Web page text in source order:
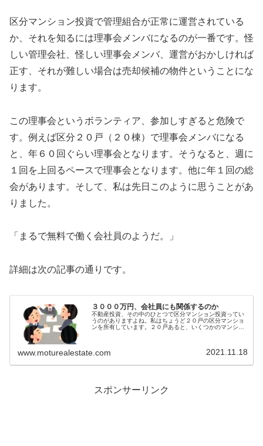
区分マンション投資で管理組合が正常に運営されている
か、それを知るには理事会メンバになるのが一番です。怪
しい管理会社、怪しい理事会メンバ、運営がおかしければ
正す、それが難しい場合は売却候補の物件ということにな
ります。
この理事会というボランティア、参加しすぎると危険で
す。例えば区分２０戸（２０棟）で理事会メンバになる
と、年６０回ぐらい理事会となります。そうなると、週に
１回を上回るペースで理事会となります。他に年１回の総
会があります。そして、私は先日このように思うことがあ
りました。
「まるで無料で働く会社員のようだ。」
詳細は次の記事の通りです。
３０００万円、会社員にも関係するのか
不動産投資、その中のひとつで区分マンション投資ってい
うのがありますよね。私はちょうど２０戸の区分マンショ
ンを所有しています。２０戸あると、いくつかのマンショ
www.moturealestate.com 2021.11.18
スポンサーリンク